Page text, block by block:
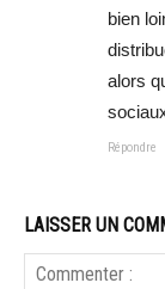
bien
alors
Répondre
LAISSER UN